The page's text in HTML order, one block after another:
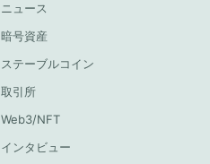
ニュース
暗号資産
ステーブルコイン
取引所
Web3/NFT
インタビュー